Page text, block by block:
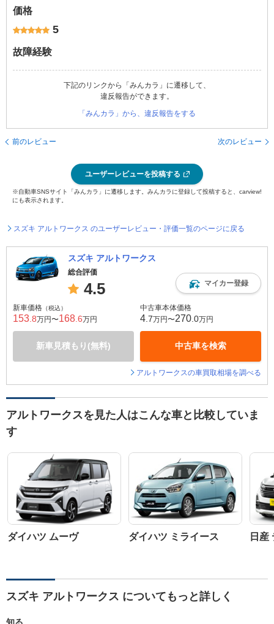
価格
5
故障経験
下記のリンクから「みんカラ」に遷移して、
違反報告ができます。
「みんカラ」から、違反報告をする
前のレビュー 次のレビュー
ユーザーレビューを投稿する
※自動車SNSサイト「みんカラ」に遷移します。みんカラに登録して投稿すると、carview!
にも表示されます。
スズキ アルトワークス のユーザーレビュー・評価一覧のページに戻る
スズキ アルトワークス
総合評価
4.5 マイカー登録
新車価格 （税込）
153 .8万円〜168 .6万円
新車見積もり(無料)
中古車本体価格
4 .7万円〜270 .0万円
中古車を検索
アルトワークスの車買取相場を調べる
アルトワークスを見た人はこんな車と比較していま
す
ダイハツ ムーヴ ダイハツ ミライース 日産
スズキ アルトワークス についてもっと詳しく